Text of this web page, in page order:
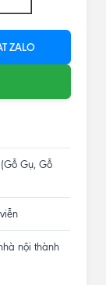
ZALO
Gụ, Gỗ
nội thành